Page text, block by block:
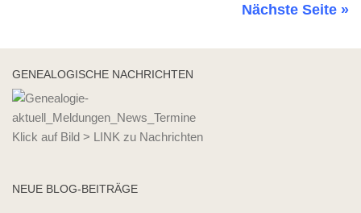
Nächste Seite »
GENEALOGISCHE NACHRICHTEN
Klick auf Bild > LINK zu Nachrichten
NEUE BLOG-BEITRÄGE